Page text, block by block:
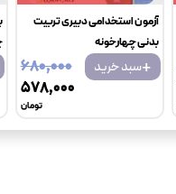
آزمون استخدامی دبیری تربیت
بدنی چهارخونه
+سبد خرید
۶۸۰٬۰۰۰
۵۷۸٬۰۰۰
تومان